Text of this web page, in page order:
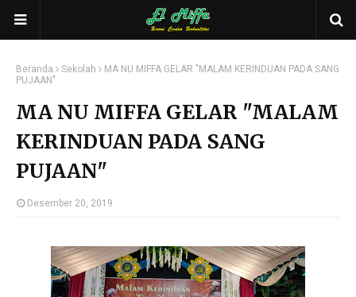
Beranda Sekolah
MA NU MIFFA GELAR "MALAM KERINDUAN PADA SANG
PUJAAN"
MA NU MIFFA GELAR "MALAM
KERINDUAN PADA SANG
PUJAAN"
Desember 20, 2019